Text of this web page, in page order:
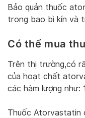
Bảo quản thuốc
trong bao bì kín và
Có thể mua
Trên thị trường,có
của hoạt chất
các hàm lượng như:
Thuốc Atorvastatin